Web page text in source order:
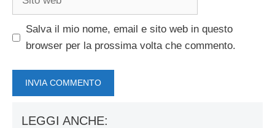
Salva il mio nome, email e sito web in questo
browser per la prossima volta che commento.
LEGGI ANCHE: